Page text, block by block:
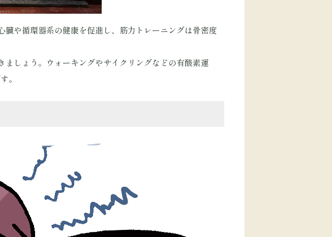
や循環器系の健康を促進し、筋力トレーニングは骨密度
しょう。ウォーキングやサイクリングなどの有酸素運
。